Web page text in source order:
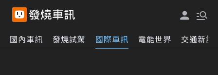
國內車訊 發燒試駕 國際車訊 電能世界 交通新訊